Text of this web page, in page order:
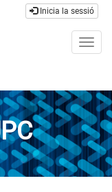
Inicia la sessió